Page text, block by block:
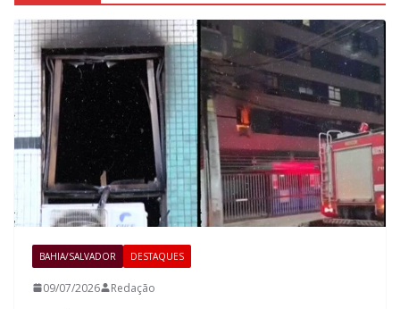
BAHIA/SALVADOR DESTAQUES
09/07/2026 Redação